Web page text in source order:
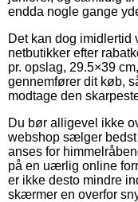
endda nogle gange
Det kan dog imidlertid
netbutikker efter
pr. opslag, 29.5×39
gennemfører dit køb,
modtage den
Du bør alligevel ikke
webshop sælger
anses for
på en uærlig online
er ikke desto mindre
skærmer en overfor